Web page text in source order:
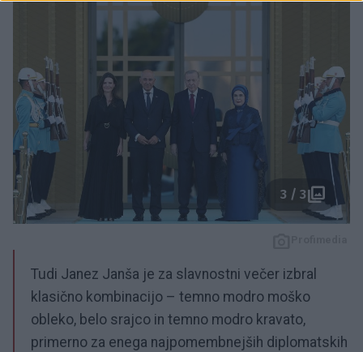
3 / 3
Tudi Janez Janša je za slavnostni večer izbral
klasično kombinacijo – temno modro moško
obleko, belo srajco in temno modro kravato,
primerno za enega najpomembnejših diplomatskih